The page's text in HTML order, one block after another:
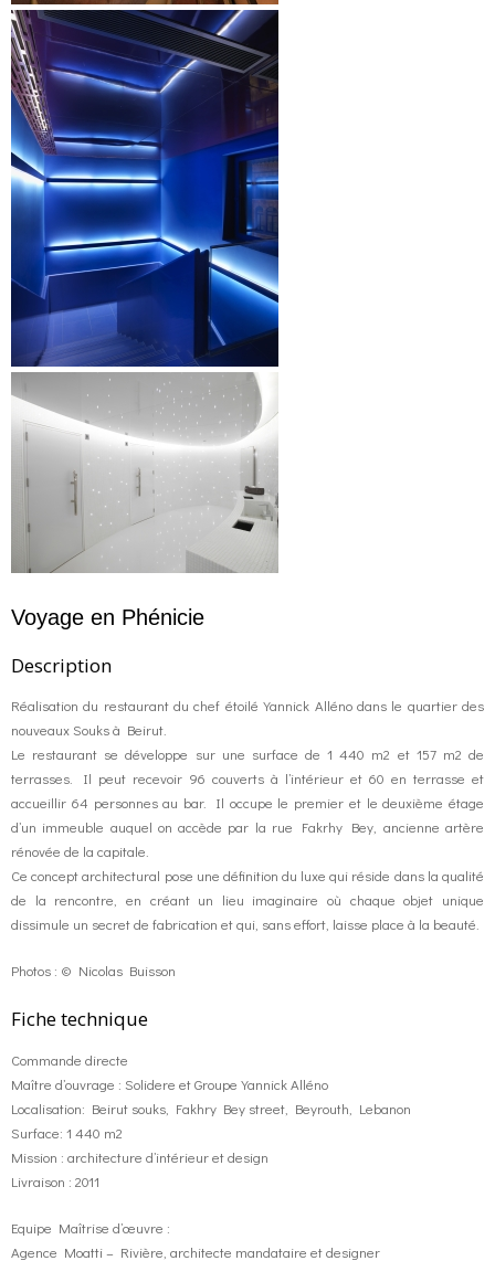
Voyage en Phénicie
Description
Réalisation du restaurant du chef étoilé Yannick Alléno dans le quartier des
nouveaux Souks à Beirut.
Le restaurant se développe sur une surface de 1 440 m2 et 157 m2 de
terrasses. Il peut recevoir 96 couverts à l’intérieur et 60 en terrasse et
accueillir 64 personnes au bar. Il occupe le premier et le deuxième étage
d’un immeuble auquel on accède par la rue Fakrhy Bey, ancienne artère
rénovée de la capitale.
Ce concept architectural pose une définition du luxe qui réside dans la qualité
de la rencontre, en créant un lieu imaginaire où chaque objet unique
dissimule un secret de fabrication et qui, sans effort, laisse place à la beauté.
Photos : © Nicolas Buisson
Fiche technique
Commande directe
Maître d’ouvrage : Solidere et Groupe Yannick Alléno
Localisation: Beirut souks, Fakhry Bey street, Beyrouth, Lebanon
Surface: 1 440 m2
Mission : architecture d’intérieur et design
Livraison : 2011
Equipe Maîtrise d’œuvre :
Agence Moatti – Rivière, architecte mandataire et designer